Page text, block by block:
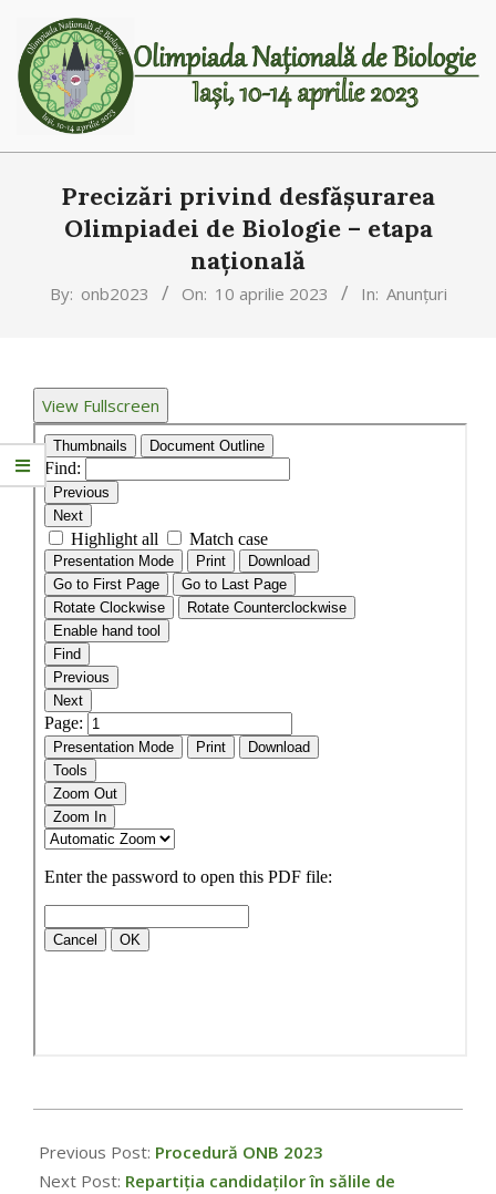
OLIMPIADA
NAȚIONALĂ
DE
BIOLOGIE
Precizări privind desfășurarea
Olimpiadei de Biologie – etapa
națională
By: onb2023 On: 10 aprilie 2023 In: Anunțuri
View Fullscreen
Previous Post: Procedură ONB 2023
Next Post: Repartiția candidaților în sălile de